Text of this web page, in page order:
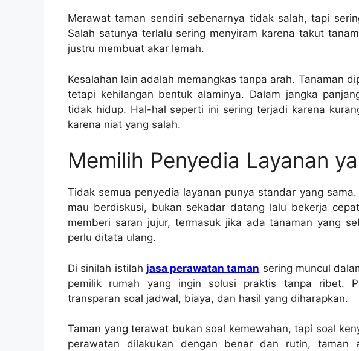
Merawat taman sendiri sebenarnya tidak salah, tapi
Salah satunya terlalu sering menyiram karena takut
justru membuat akar lemah.
Kesalahan lain adalah memangkas tanpa arah. Tanaman
tetapi kehilangan bentuk alaminya. Dalam jangka
tidak hidup. Hal-hal seperti ini sering terjadi karena
karena niat yang salah.
Memilih Penyedia Layanan
Tidak semua penyedia layanan punya standar yang
mau berdiskusi, bukan sekadar datang lalu bekerja
memberi saran jujur, termasuk jika ada tanaman yang
perlu ditata ulang.
Di sinilah istilah jasa perawatan taman sering muncul
pemilik rumah yang ingin solusi praktis tanpa ribet.
transparan soal jadwal, biaya, dan hasil yang diharapkan.
Taman yang terawat bukan soal kemewahan, tapi soal
perawatan dilakukan dengan benar dan rutin, taman